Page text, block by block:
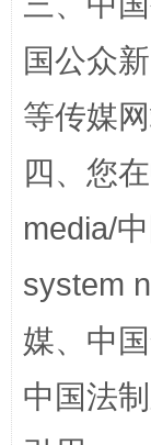
“蜀中
完善运
国公众
等传媒
四、您
media/
system
媒、中
中国法